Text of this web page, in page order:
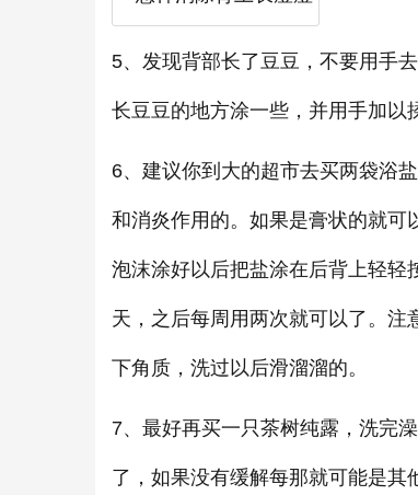
5、发现背部长了豆豆，不要用手
长豆豆的地方涂一些，并用手加以
6、建议你到大的超市去买两袋浴
和消炎作用的。如果是膏状的就可
泡沫涂好以后把盐涂在后背上轻轻
天，之后每周用两次就可以了。
下角质，洗过以后滑溜溜的。
7、最好再买一只茶树纯露，洗完
了，如果没有缓解每那就可能是其